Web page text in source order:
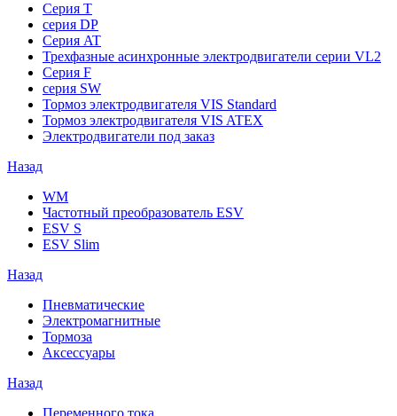
Серия T
серия DP
Серия AT
Трехфазные асинхронные электродвигатели серии VL2
Серия F
серия SW
Тормоз электродвигателя VIS Standard
Тормоз электродвигателя VIS ATEX
Электродвигатели под заказ
Назад
WM
Частотный преобразователь ESV
ESV S
ESV Slim
Назад
Пневматические
Электромагнитные
Тормоза
Аксессуары
Назад